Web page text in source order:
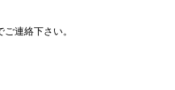
連絡下さい。